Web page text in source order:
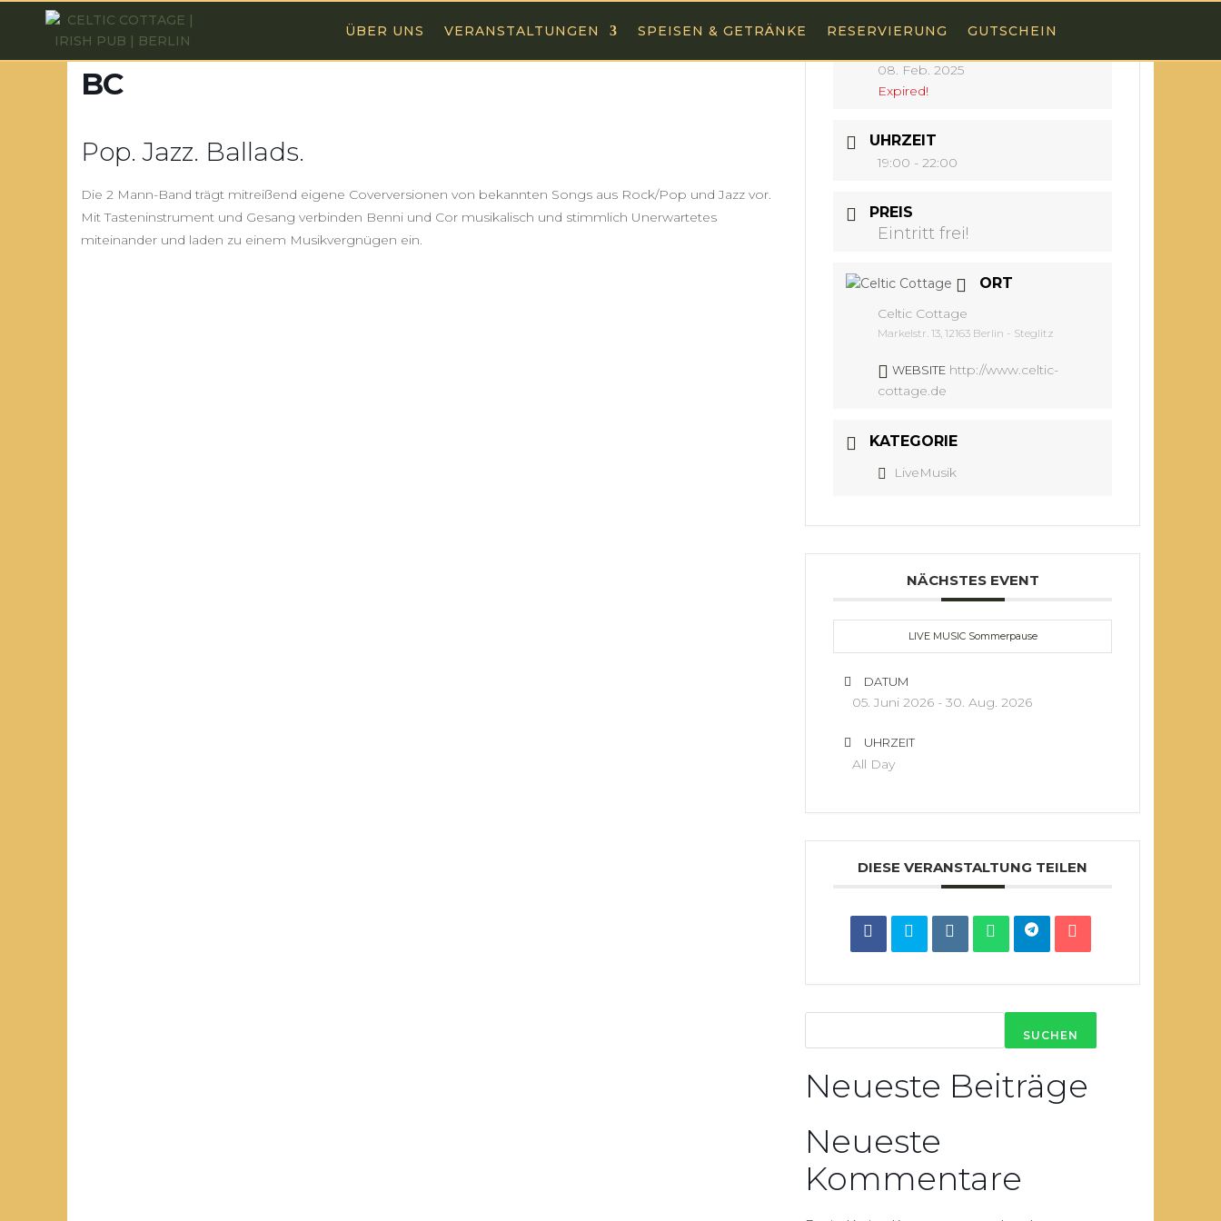
ÜBER UNS VERANSTALTUNGEN SPEISEN & GETRÄNKE RESERVIERUNG GUTSCHEIN
BC
Pop. Jazz. Ballads.
Die 2 Mann-Band trägt mitreißend eigene Coverversionen von bekannten Songs aus Rock/Pop und Jazz vor.
Mit Tasteninstrument und Gesang verbinden Benni und Cor musikalisch und stimmlich Unerwartetes
miteinander und laden zu einem Musikvergnügen ein.
08. Feb. 2025
Expired!
UHRZEIT
19:00 - 22:00
PREIS
Eintritt frei!
ORT
Celtic Cottage
Markelstr. 13, 12163 Berlin - Steglitz
WEBSITE http://www.celtic-
cottage.de
KATEGORIE
LiveMusik
NÄCHSTES EVENT
LIVE MUSIC Sommerpause
DATUM
05. Juni 2026 - 30. Aug. 2026
UHRZEIT
All Day
DIESE VERANSTALTUNG TEILEN
SUCHEN
Neueste Beiträge
Neueste
Kommentare